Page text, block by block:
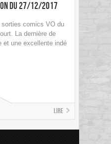
du 27/12/2017
sorties comics VO du
La dernière de
et une excellente indé
Lire